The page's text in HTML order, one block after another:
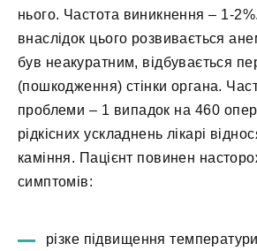
нього. Частота виникнення – 1-
внаслідок цього розвивається
був неакуратним, відбувається
(пошкодження) стінки органа.
проблеми – 1 випадок на 460
рідкісних ускладнень лікарі
каміння. Пацієнт повинен
симптомів:
різке підвищення